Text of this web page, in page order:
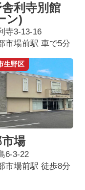
利寺別館
ン)
寺3-13-16
市場前駅 車で5分
生野区
場
6-3-22
市場前駅 徒歩8分